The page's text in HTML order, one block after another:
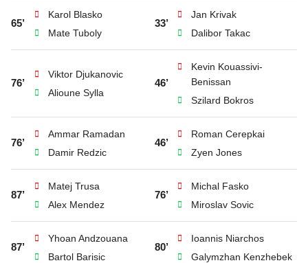
65’
Karol Blasko
Mate Tuboly
33’
Jan Krivak
Dalibor Takac
76’
Viktor Djukanovic
Alioune Sylla
46’
Kevin Kouassivi-
Benissan
Szilard Bokros
76’
Ammar Ramadan
Damir Redzic
46’
Roman Cerepkai
Zyen Jones
87’
Matej Trusa
Alex Mendez
76’
Michal Fasko
Miroslav Sovic
87’
Yhoan Andzouana
Bartol Barisic
80’
Ioannis Niarchos
Galymzhan Kenzhebek